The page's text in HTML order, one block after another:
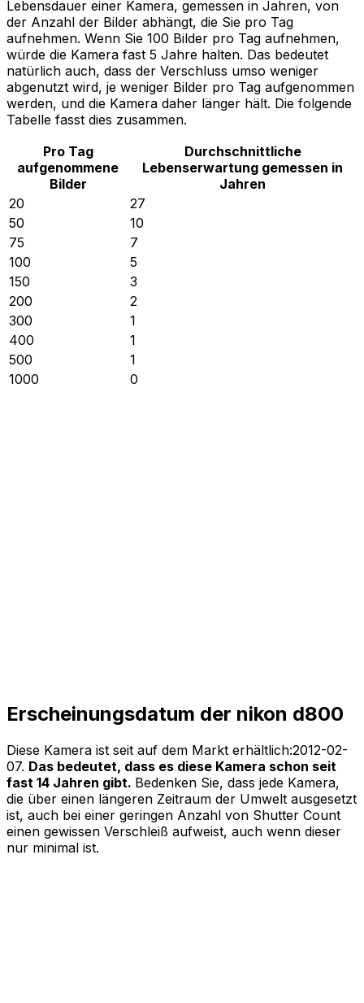
Lebensdauer einer Kamera, gemessen in Jahren, von
der Anzahl der Bilder abhängt, die Sie pro Tag
aufnehmen. Wenn Sie 100 Bilder pro Tag aufnehmen,
würde die Kamera fast 5 Jahre halten. Das bedeutet
natürlich auch, dass der Verschluss umso weniger
abgenutzt wird, je weniger Bilder pro Tag aufgenommen
werden, und die Kamera daher länger hält. Die folgende
Tabelle fasst dies zusammen.
Pro Tag
aufgenommene
Bilder
Durchschnittliche
Lebenserwartung gemessen in
Jahren
20
27
50
10
75
7
100
5
150
3
200
2
300
1
400
1
500
1
1000
0
Erscheinungsdatum der nikon d800
Diese Kamera ist seit auf dem Markt erhältlich:2012-02-
07. Das bedeutet, dass es diese Kamera schon seit
fast 14 Jahren gibt. Bedenken Sie, dass jede Kamera,
die über einen längeren Zeitraum der Umwelt ausgesetzt
ist, auch bei einer geringen Anzahl von Shutter Count
einen gewissen Verschleiß aufweist, auch wenn dieser
nur minimal ist.